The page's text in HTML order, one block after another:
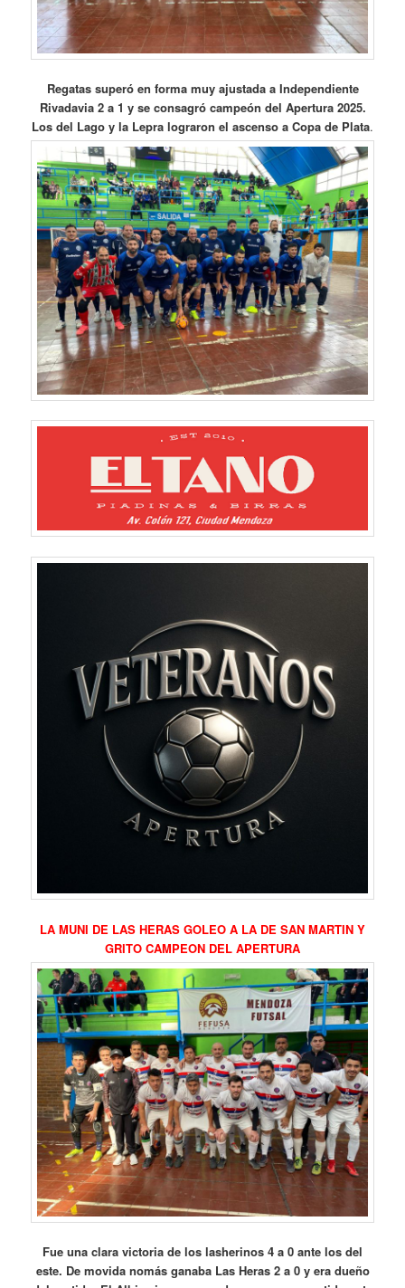
Regatas superó en forma muy ajustada a Independiente
Rivadavia 2 a 1 y se consagró campeón del Apertura 2025.
Los del Lago y la Lepra lograron el ascenso a Copa de Plata.
LA MUNI DE LAS HERAS GOLEO A LA DE SAN MARTIN Y
GRITO CAMPEON DEL APERTURA
Fue una clara victoria de los lasherinos 4 a 0 ante los del
este. De movida nomás ganaba Las Heras 2 a 0 y era dueño